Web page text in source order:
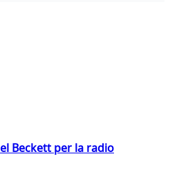
Beckett per la radio